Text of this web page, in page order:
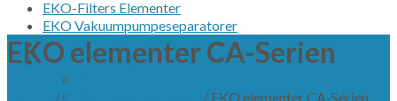
EKO-Filters Elementer
EKO Vakuumpumpeseparatorer
OWS Service kit
OEM produkter
EKO elementer CA-Serien
/EKO-Filters elementer / EKO elementer CA-Serien